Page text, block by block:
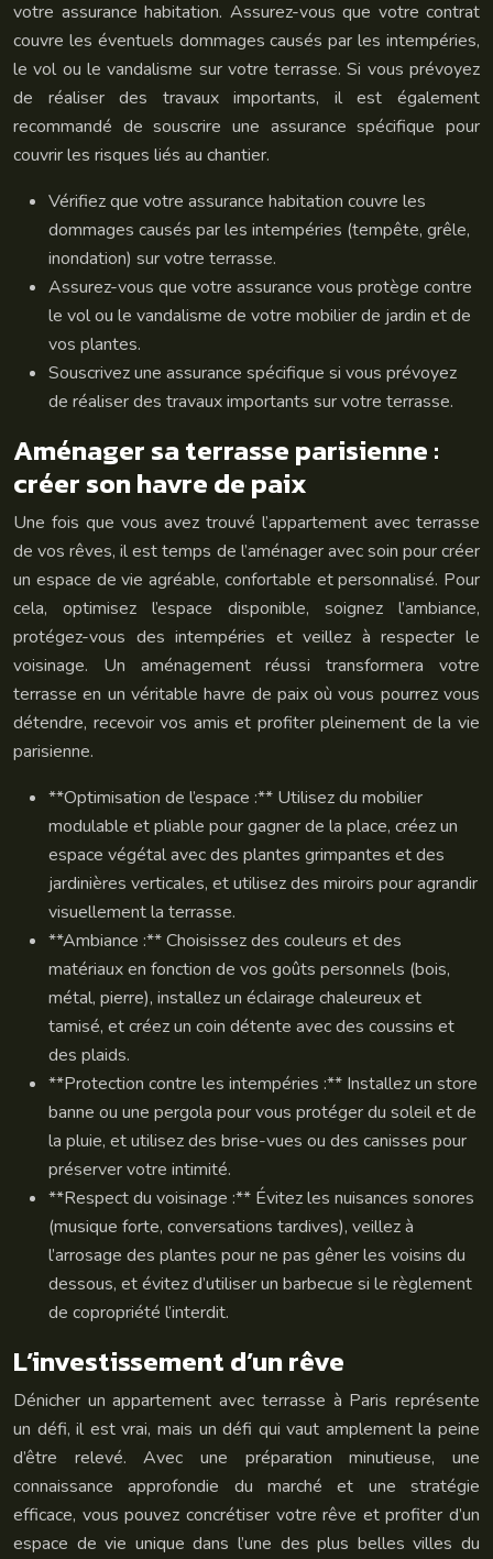
votre assurance habitation. Assurez-vous que votre contrat
couvre les éventuels dommages causés par les intempéries,
le vol ou le vandalisme sur votre terrasse. Si vous prévoyez
de réaliser des travaux importants, il est également
recommandé de souscrire une assurance spécifique pour
couvrir les risques liés au chantier.
Vérifiez que votre assurance habitation couvre les
dommages causés par les intempéries (tempête, grêle,
inondation) sur votre terrasse.
Assurez-vous que votre assurance vous protège contre
le vol ou le vandalisme de votre mobilier de jardin et de
vos plantes.
Souscrivez une assurance spécifique si vous prévoyez
de réaliser des travaux importants sur votre terrasse.
Aménager sa terrasse parisienne :
créer son havre de paix
Une fois que vous avez trouvé l’appartement avec terrasse
de vos rêves, il est temps de l’aménager avec soin pour créer
un espace de vie agréable, confortable et personnalisé. Pour
cela, optimisez l’espace disponible, soignez l’ambiance,
protégez-vous des intempéries et veillez à respecter le
voisinage. Un aménagement réussi transformera votre
terrasse en un véritable havre de paix où vous pourrez vous
détendre, recevoir vos amis et profiter pleinement de la vie
parisienne.
**Optimisation de l’espace :** Utilisez du mobilier
modulable et pliable pour gagner de la place, créez un
espace végétal avec des plantes grimpantes et des
jardinières verticales, et utilisez des miroirs pour agrandir
visuellement la terrasse.
**Ambiance :** Choisissez des couleurs et des
matériaux en fonction de vos goûts personnels (bois,
métal, pierre), installez un éclairage chaleureux et
tamisé, et créez un coin détente avec des coussins et
des plaids.
**Protection contre les intempéries :** Installez un store
banne ou une pergola pour vous protéger du soleil et de
la pluie, et utilisez des brise-vues ou des canisses pour
préserver votre intimité.
**Respect du voisinage :** Évitez les nuisances sonores
(musique forte, conversations tardives), veillez à
l’arrosage des plantes pour ne pas gêner les voisins du
dessous, et évitez d’utiliser un barbecue si le règlement
de copropriété l’interdit.
L’investissement d’un rêve
Dénicher un appartement avec terrasse à Paris représente
un défi, il est vrai, mais un défi qui vaut amplement la peine
d’être relevé. Avec une préparation minutieuse, une
connaissance approfondie du marché et une stratégie
efficace, vous pouvez concrétiser votre rêve et profiter d’un
espace de vie unique dans l’une des plus belles villes du